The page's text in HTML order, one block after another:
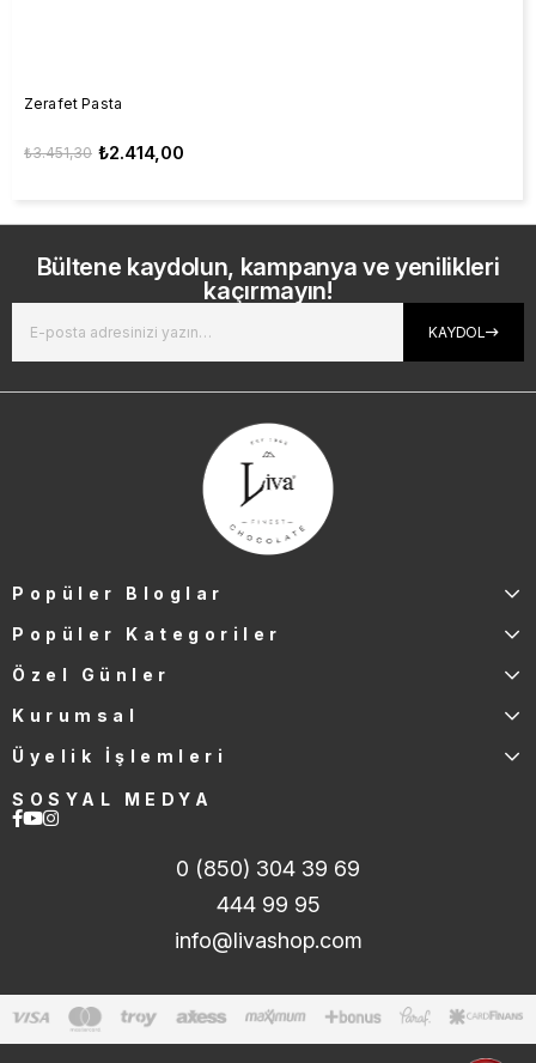
Zerafet Pasta
₺2.414,00
₺3.451,30
Bültene kaydolun, kampanya ve yenilikleri
kaçırmayın!
KAYDOL
Popüler Bloglar
Popüler Kategoriler
Özel Günler
Kurumsal
Üyelik İşlemleri
SOSYAL MEDYA
0 (850) 304 39 69
444 99 95
info@livashop.com